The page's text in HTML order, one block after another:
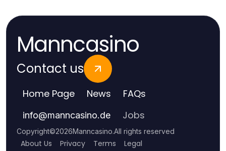
Manncasino
Contact us
Home Page News FAQs
info@manncasino.de Jobs
Copyright©2026Manncasino.All rights reserved
About Us Privacy Terms Legal